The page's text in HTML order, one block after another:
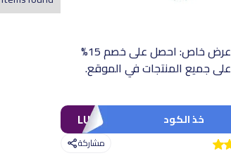
عرض خاص: احصل على خصم 15%
على جميع المنتجات في الموقع.
LUV خذ الكود
مشاركة